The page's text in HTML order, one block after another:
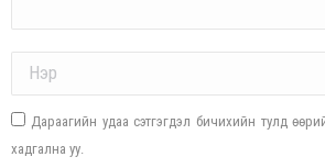
Дараагийн удаа сэтгэгдэл бичихийн тулд
хадгална уу.